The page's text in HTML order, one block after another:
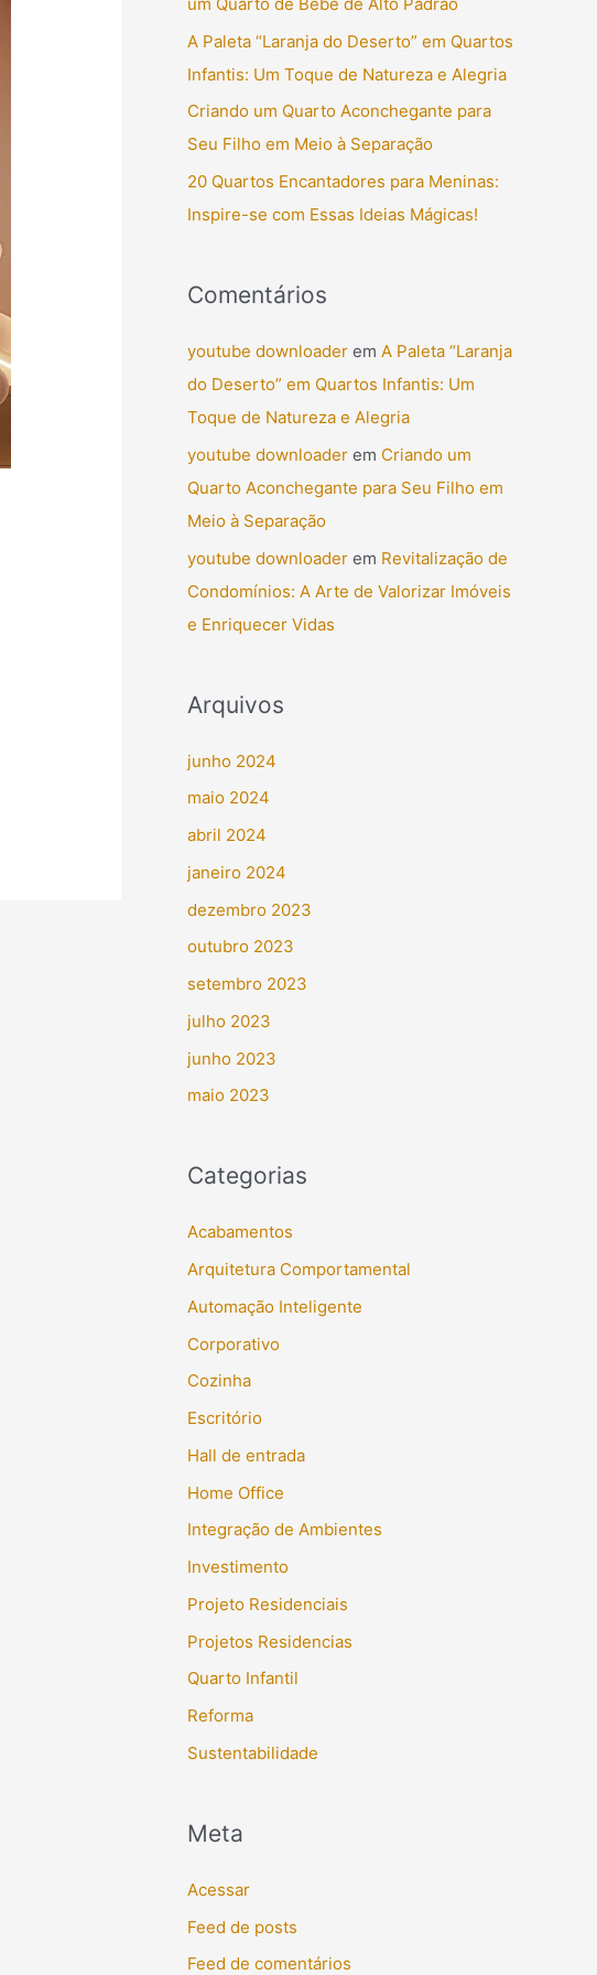
p
o
r
:
A Paleta “Laranja do Deserto” em Quartos
Infantis: Um Toque de Natureza e Alegria
Criando um Quarto Aconchegante para
Seu Filho em Meio à Separação
20 Quartos Encantadores para Meninas:
Inspire-se com Essas Ideias Mágicas!
Comentários
youtube downloader em A Paleta “Laranja
do Deserto” em Quartos Infantis: Um
Toque de Natureza e Alegria
youtube downloader em Criando um
Quarto Aconchegante para Seu Filho em
Meio à Separação
youtube downloader em Revitalização de
Condomínios: A Arte de Valorizar Imóveis
e Enriquecer Vidas
Arquivos
junho 2024
maio 2024
abril 2024
janeiro 2024
dezembro 2023
outubro 2023
setembro 2023
julho 2023
junho 2023
maio 2023
Categorias
Acabamentos
Arquitetura Comportamental
Automação Inteligente
Corporativo
Cozinha
Escritório
Hall de entrada
Home Office
Integração de Ambientes
Investimento
Projeto Residenciais
Projetos Residencias
Quarto Infantil
Reforma
Sustentabilidade
Meta
Acessar
Feed de posts
Feed de comentários